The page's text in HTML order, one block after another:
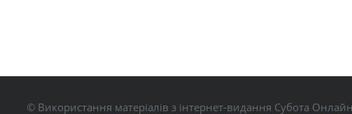
© Використання матеріалів з інтернет-видання Субота